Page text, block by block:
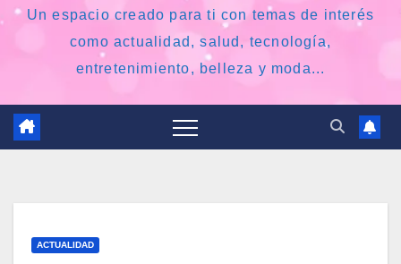
Un espacio creado para ti con temas de interés
como actualidad, salud, tecnología,
entretenimiento, belleza y moda...
ACTUALIDAD